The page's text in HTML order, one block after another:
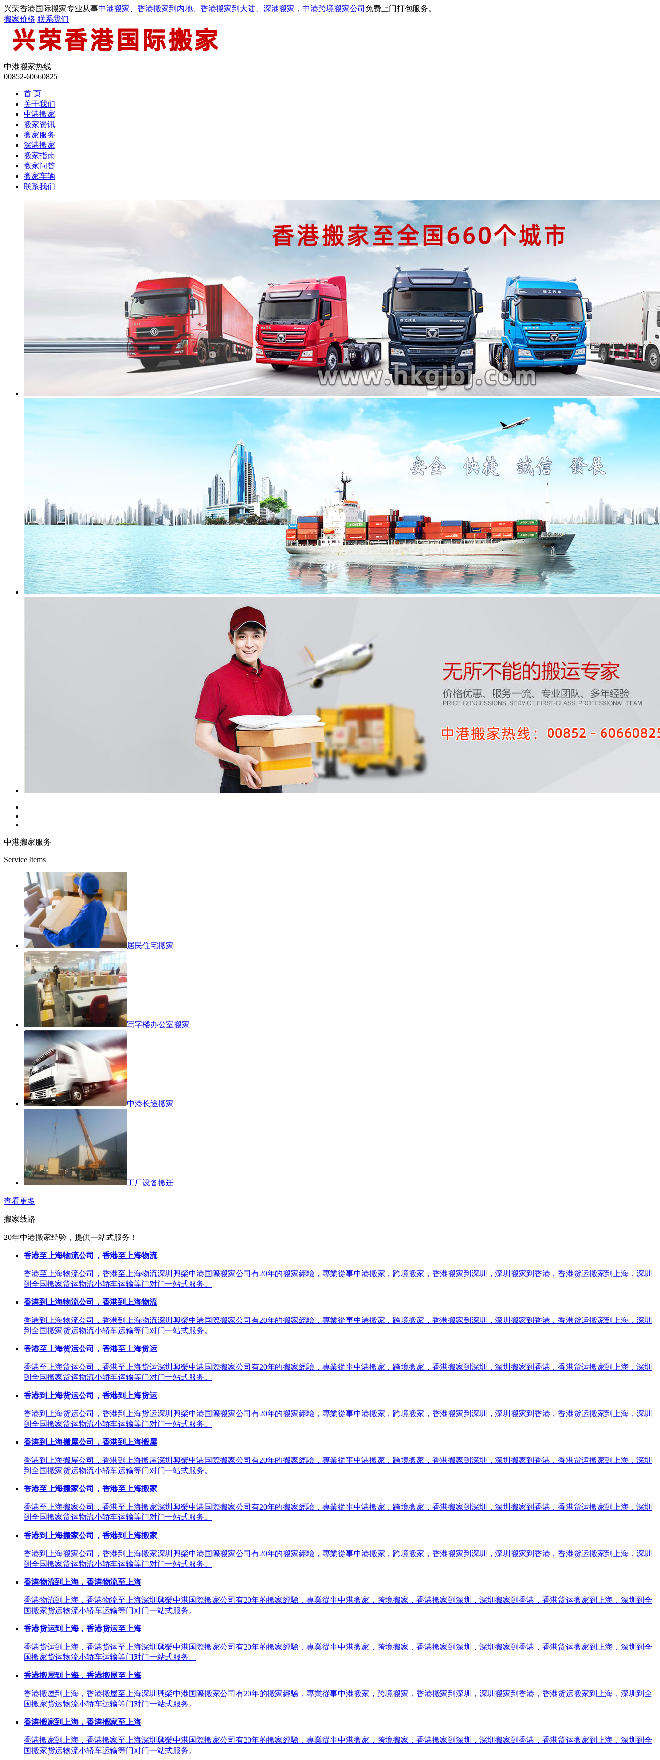
兴荣香港国际搬家专业从事中港搬家 香港搬家到内地 香港搬家到大陆 深港搬家 ， 中港跨境搬家公司 免费上门打包服务。
搬家价格 联系我们
中港搬家热线：
00852-60660825
首 页
关于我们
中港搬家
搬家资讯
搬家服务
深港搬家
搬家指南
搬家问答
搬家车辆
联系我们
中港搬家服务
Service Items
居民住宅搬家
写字楼办公室搬家
中港长途搬家
工厂设备搬迁
查看更多
搬家线路
20年中港搬家经验，提供一站式服务！
香港至上海物流公司，香港至上海物流
香港至上海物流公司，香港至上海物流深圳興榮中港国際搬家公司有20年的搬家經驗，專業從事中港搬家，跨境搬家，香港搬家到深圳，深圳搬家到香港，香港货运搬家到上海，深圳
到全国搬家货运物流小轿车运输等门对门一站式服务。
香港到上海物流公司，香港到上海物流
香港到上海物流公司，香港到上海物流深圳興榮中港国際搬家公司有20年的搬家經驗，專業從事中港搬家，跨境搬家，香港搬家到深圳，深圳搬家到香港，香港货运搬家到上海，深圳
到全国搬家货运物流小轿车运输等门对门一站式服务。
香港至上海货运公司，香港至上海货运
香港至上海货运公司，香港至上海货运深圳興榮中港国際搬家公司有20年的搬家經驗，專業從事中港搬家，跨境搬家，香港搬家到深圳，深圳搬家到香港，香港货运搬家到上海，深圳
到全国搬家货运物流小轿车运输等门对门一站式服务。
香港到上海货运公司，香港到上海货运
香港到上海货运公司，香港到上海货运深圳興榮中港国際搬家公司有20年的搬家經驗，專業從事中港搬家，跨境搬家，香港搬家到深圳，深圳搬家到香港，香港货运搬家到上海，深圳
到全国搬家货运物流小轿车运输等门对门一站式服务。
香港到上海搬屋公司，香港到上海搬屋
香港到上海搬屋公司，香港到上海搬屋深圳興榮中港国際搬家公司有20年的搬家經驗，專業從事中港搬家，跨境搬家，香港搬家到深圳，深圳搬家到香港，香港货运搬家到上海，深圳
到全国搬家货运物流小轿车运输等门对门一站式服务。
香港至上海搬家公司，香港至上海搬家
香港至上海搬家公司，香港至上海搬家深圳興榮中港国際搬家公司有20年的搬家經驗，專業從事中港搬家，跨境搬家，香港搬家到深圳，深圳搬家到香港，香港货运搬家到上海，深圳
到全国搬家货运物流小轿车运输等门对门一站式服务。
香港到上海搬家公司，香港到上海搬家
香港到上海搬家公司，香港到上海搬家深圳興榮中港国際搬家公司有20年的搬家經驗，專業從事中港搬家，跨境搬家，香港搬家到深圳，深圳搬家到香港，香港货运搬家到上海，深圳
到全国搬家货运物流小轿车运输等门对门一站式服务。
香港物流到上海，香港物流至上海
香港物流到上海，香港物流至上海深圳興榮中港国際搬家公司有20年的搬家經驗，專業從事中港搬家，跨境搬家，香港搬家到深圳，深圳搬家到香港，香港货运搬家到上海，深圳到全
国搬家货运物流小轿车运输等门对门一站式服务。
香港货运到上海，香港货运至上海
香港货运到上海，香港货运至上海深圳興榮中港国際搬家公司有20年的搬家經驗，專業從事中港搬家，跨境搬家，香港搬家到深圳，深圳搬家到香港，香港货运搬家到上海，深圳到全
国搬家货运物流小轿车运输等门对门一站式服务。
香港搬屋到上海，香港搬屋至上海
香港搬屋到上海，香港搬屋至上海深圳興榮中港国際搬家公司有20年的搬家經驗，專業從事中港搬家，跨境搬家，香港搬家到深圳，深圳搬家到香港，香港货运搬家到上海，深圳到全
国搬家货运物流小轿车运输等门对门一站式服务。
香港搬家到上海，香港搬家至上海
香港搬家到上海，香港搬家至上海深圳興榮中港国際搬家公司有20年的搬家經驗，專業從事中港搬家，跨境搬家，香港搬家到深圳，深圳搬家到香港，香港货运搬家到上海，深圳到全
国搬家货运物流小轿车运输等门对门一站式服务。